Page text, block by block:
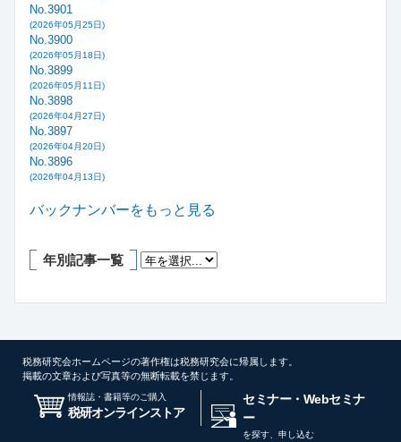
No.3901
(2026年05月25日)
No.3900
(2026年05月18日)
No.3899
(2026年05月11日)
No.3898
(2026年04月27日)
No.3897
(2026年04月20日)
No.3896
(2026年04月13日)
バックナンバーをもっと見る
年別記事一覧
税務研究会ホームページの著作権は税務研究会に帰属します。
掲載の文章および写真等の無断転載を禁じます。
情報誌・書籍等のご購入
税研オンラインストア
セミナー・Webセミナ
ー
を探す、申し込む